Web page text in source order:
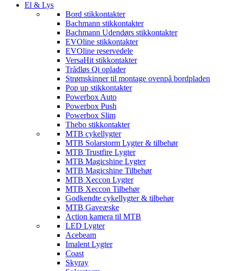
El & Lys
Bord stikkontakter
Bachmann stikkontakter
Bachmann Udendørs stikkontakter
EVOline stikkontakter
EVOline reservedele
VersaHit stikkontakter
Trådløs Qi oplader
Strømskinner til montage ovenpå bordpladen
Pop up stikkontakter
Powerbox Auto
Powerbox Push
Powerbox Slim
Thebo stikkontakter
MTB cykellygter
MTB Solarstorm Lygter & tilbehør
MTB Trustfire Lygter
MTB Magicshine Lygter
MTB Magicshine Tilbehør
MTB Xeccon Lygter
MTB Xeccon Tilbehør
Godkendte cykellygter & tilbehør
MTB Gaveæske
Action kamera til MTB
LED Lygter
Acebeam
Imalent Lygter
Coast
Skyray